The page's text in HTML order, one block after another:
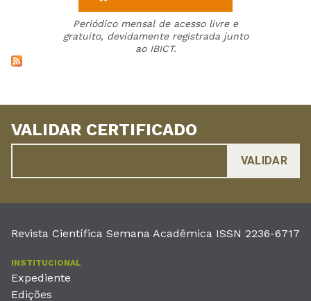
Periódico mensal de acesso livre e
gratuito, devidamente registrada junto
ao IBICT.
VALIDAR CERTIFICADO
Revista Científica Semana Acadêmica ISSN 2236-6717
INSTITUCIONAL
Expediente
Edições